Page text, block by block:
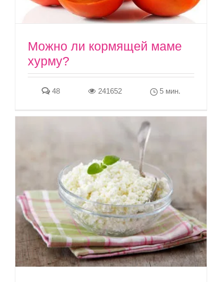
Можно ли кормящей маме
хурму?
48 241652 5 мин.